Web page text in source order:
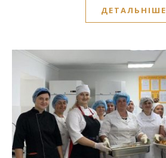
ДЕТАЛЬНІШЕ